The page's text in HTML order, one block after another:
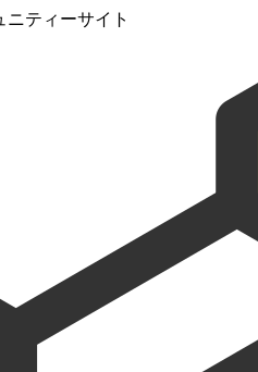
ティーサイト